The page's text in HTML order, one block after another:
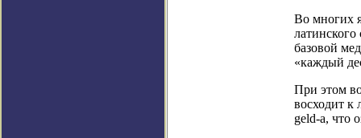
Во многих
базовой
«каждый
При этом
восходит к
geld-a, что